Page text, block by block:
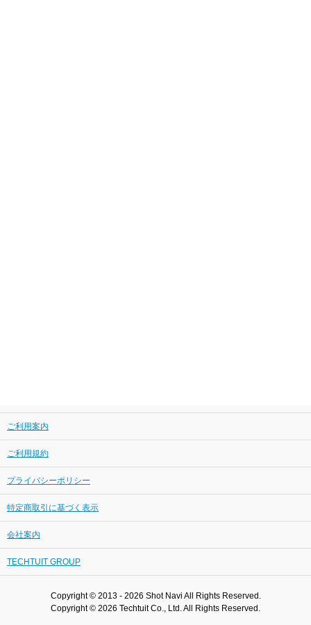
ご利用案内
ご利用規約
プライバシーポリシー
特定商取引に基づく表示
会社案内
TECHTUIT GROUP
Copyright © 2013 - 2026 Shot Navi All Rights Reserved.
Copyright © 2026 Techtuit Co., Ltd. All Rights Reserved.